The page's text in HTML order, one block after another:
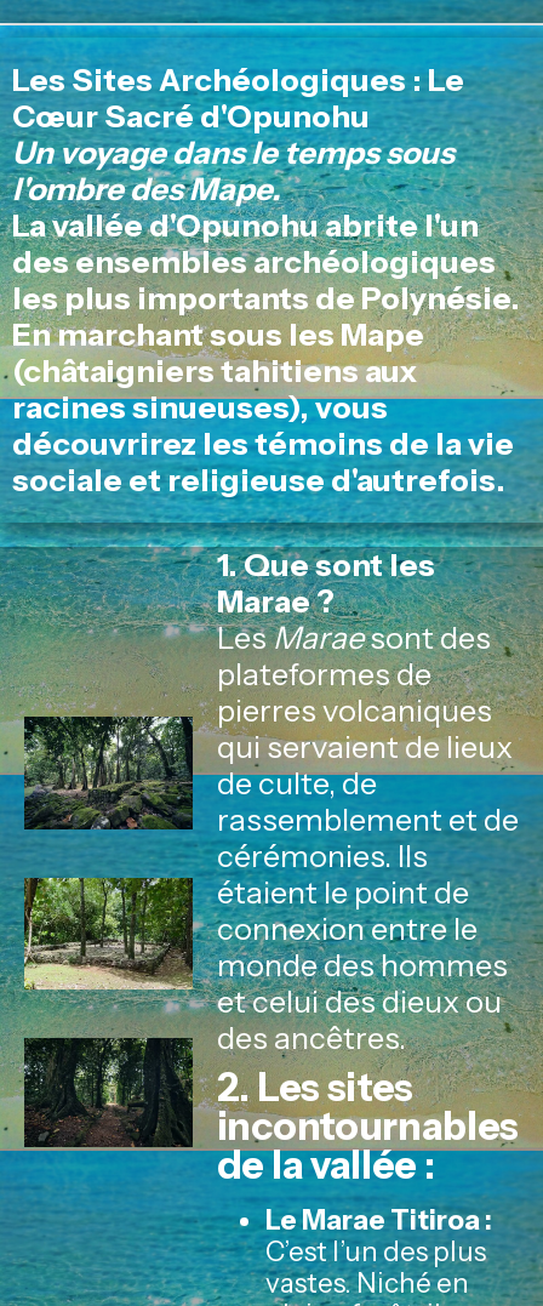
Les Sites Archéologiques : Le
Cœur Sacré d'Opunohu
Un voyage dans le temps sous
l'ombre des Mape.
La vallée d'Opunohu abrite l'un
des ensembles archéologiques
les plus importants de Polynésie.
En marchant sous les Mape
(châtaigniers tahitiens aux
racines sinueuses), vous
découvrirez les témoins de la vie
sociale et religieuse d'autrefois.
1. Que sont les
Marae ?
LesMaraesont des
plateformes de
pierres volcaniques
qui servaient de lieux
de culte, de
rassemblement et de
cérémonies. Ils
étaient le point de
connexion entre le
monde des hommes
et celui des dieux ou
des ancêtres.
2. Les sites
incontournables
de la vallée :
Le Marae Titiroa :
C’est l’un des plus
vastes. Niché en